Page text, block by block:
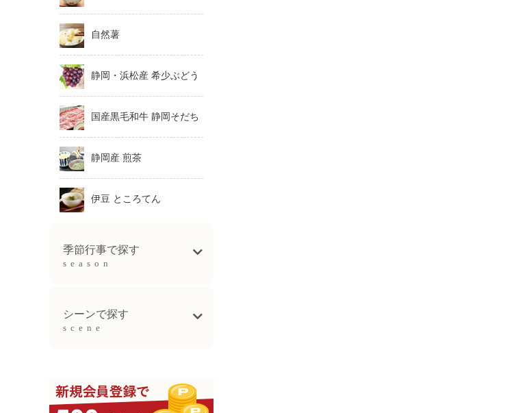
自然薯
静岡・浜松産 希少ぶどう
国産黒毛和牛 静岡そだち
静岡産 煎茶
伊豆 ところてん
季節行事で探す
season
シーンで探す
scene